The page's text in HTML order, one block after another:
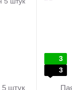
5 штук
3
3